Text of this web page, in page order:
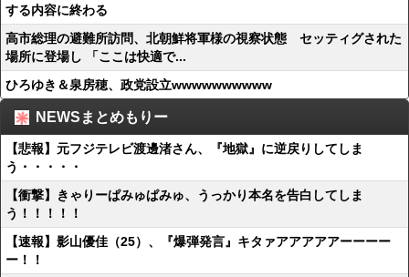
する内容に終わる
高市総理の避難所訪問、北朝鮮将軍様の視察状態 セッティグされた
場所に登場し 「ここは快適で...
ひろゆき＆泉房穂、政党設立wwwwwwwwww
NEWSまとめもりー
【悲報】元フジテレビ渡邊渚さん、『地獄』に逆戻りしてしま
う・・・・・
【衝撃】きゃりーぱみゅぱみゅ、うっかり本名を告白してしま
う！！！！！
【速報】影山優佳（25）、『爆弾発言』キタァアアアアアーーーー
ー！！